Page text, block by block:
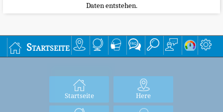
Daten entstehen.
Startseite
Startseite Here